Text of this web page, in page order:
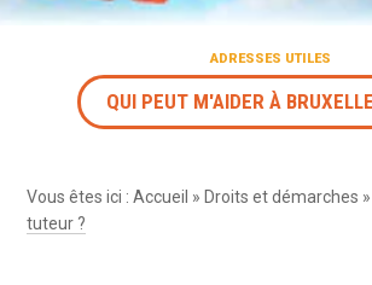
ADRESSES UTILES
QUI PEUT M'AIDER À
Vous êtes ici :Accueil » Droits et démarches
tuteur ?